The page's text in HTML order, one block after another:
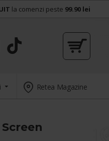
la comenzi peste 99.90 lei
Retea Magazine